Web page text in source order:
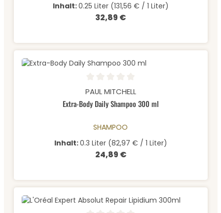
Inhalt:0.25 Liter (131,56 € / 1 Liter)
Regulärer Preis:
32,89 €
Durchschnittliche Bewertung von 0 von 5 Sternen
PAUL MITCHELL
Extra-Body Daily Shampoo 300 ml
SHAMPOO
Inhalt:0.3 Liter (82,97 € / 1 Liter)
Regulärer Preis:
24,89 €